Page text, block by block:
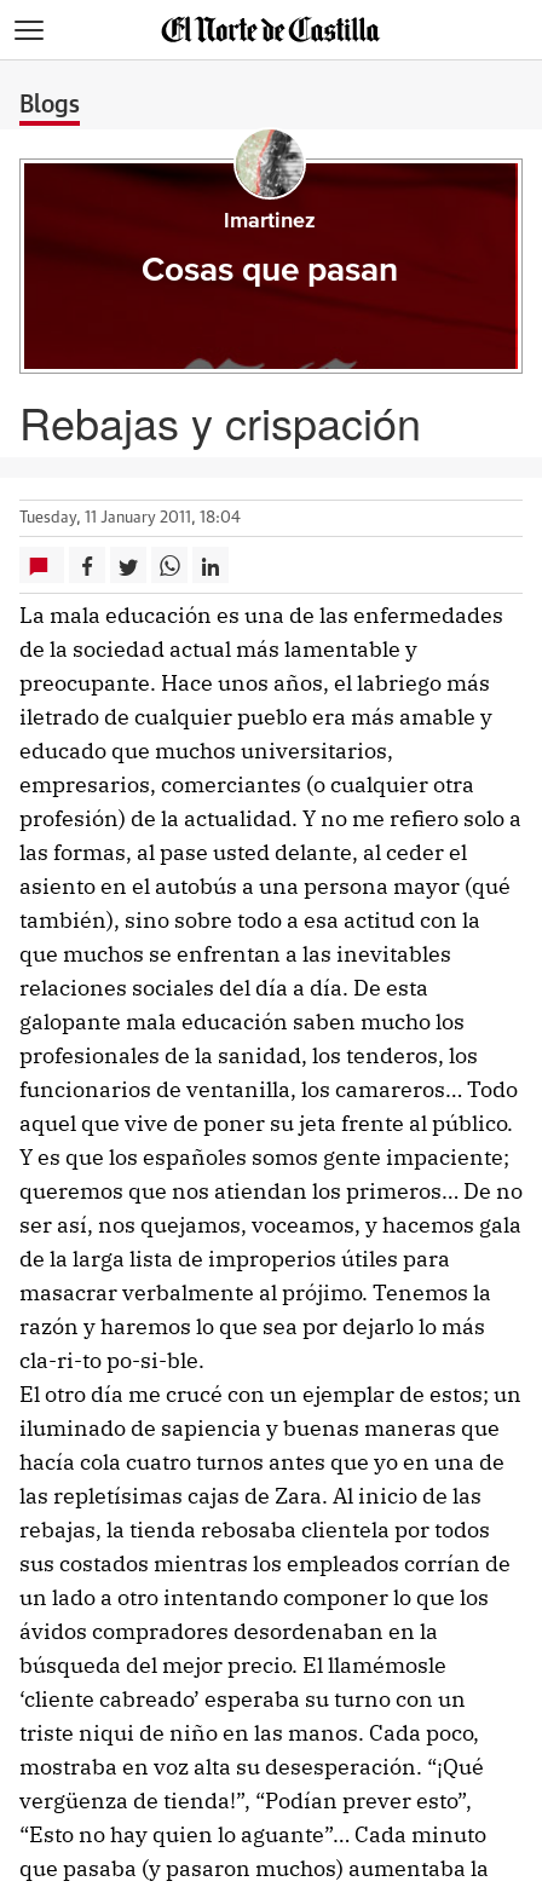
Blogs
lmartinez
Cosas que pasan
Rebajas y crispación
Tuesday, 11 January 2011, 18:04
La mala educación es una de las enfermedades
de la sociedad actual más lamentable y
preocupante. Hace unos años, el labriego más
iletrado de cualquier pueblo era más amable y
educado que muchos universitarios,
empresarios, comerciantes (o cualquier otra
profesión) de la actualidad. Y no me refiero solo a
las formas, al pase usted delante, al ceder el
asiento en el autobús a una persona mayor (qué
también), sino sobre todo a esa actitud con la
que muchos se enfrentan a las inevitables
relaciones sociales del día a día. De esta
galopante mala educación saben mucho los
profesionales de la sanidad, los tenderos, los
funcionarios de ventanilla, los camareros… Todo
aquel que vive de poner su jeta frente al público.
Y es que los españoles somos gente impaciente;
queremos que nos atiendan los primeros… De no
ser así, nos quejamos, voceamos, y hacemos gala
de la larga lista de improperios útiles para
masacrar verbalmente al prójimo. Tenemos la
razón y haremos lo que sea por dejarlo lo más
cla-ri-to po-si-ble.
El otro día me crucé con un ejemplar de estos; un
iluminado de sapiencia y buenas maneras que
hacía cola cuatro turnos antes que yo en una de
las repletísimas cajas de Zara. Al inicio de las
rebajas, la tienda rebosaba clientela por todos
sus costados mientras los empleados corrían de
un lado a otro intentando componer lo que los
ávidos compradores desordenaban en la
búsqueda del mejor precio. El llamémosle
‘cliente cabreado’ esperaba su turno con un
triste niqui de niño en las manos. Cada poco,
mostraba en voz alta su desesperación. “¡Qué
vergüenza de tienda!”, “Podían prever esto”,
“Esto no hay quien lo aguante”… Cada minuto
que pasaba (y pasaron muchos) aumentaba la